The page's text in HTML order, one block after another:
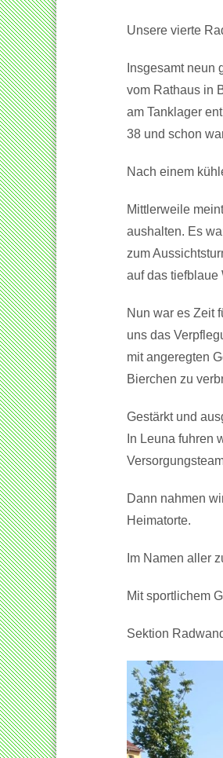
Unsere vierte
Insgesamt neun
vom Rathaus in
am Tanklager
38 und schon
Nach einem
Mittlerweile
aushalten. Es
zum
auf das tiefblaue
Nun war es Zeit
uns das
mit angeregten
Bierchen zu
Gestärkt und
In Leuna fuhren
Dann nahmen
Heimatorte.
Im Namen aller
Mit sportlichem
Sektion